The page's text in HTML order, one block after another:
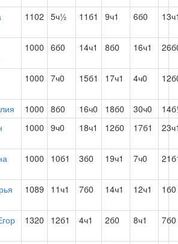
1102 5ч½ 11б1 9ч1 6б0
1000 6б0 14ч1 8б0 16ч1
1000 7ч0 15б1 17ч1 4ч0
1000 8б0 16ч0 18б0 30ч0
1000 9ч0 18ч1 12б0 17б1
1000 10б1 3б0 19ч1 7ч0
1089 11ч1 7б0 14ч1 12ч1 1б0
1320 12б1 4ч1 2б0 8ч1 7б0